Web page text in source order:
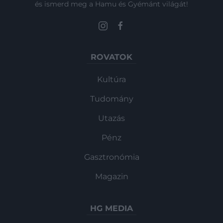
és ismerd meg a Hamu és Gyémánt világát!
ROVATOK
Kultúra
Tudomány
Utazás
Pénz
Gasztronómia
Magazin
HG MEDIA